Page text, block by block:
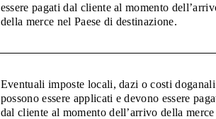
essere pagati dal cliente al momento
della merce nel Paese di destinazione.
Eventuali imposte locali, dazi o costi doganali
possono essere applicati e devono essere
dal cliente al momento dell’arrivo della merce